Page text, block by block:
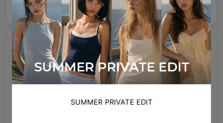
US$120.00 バッグに入れる US$100.00 バッグに入れる
SUMMER PRIVATE EDIT